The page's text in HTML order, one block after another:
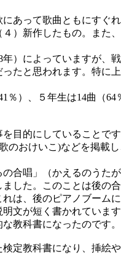
あって歌曲ともにすぐ
）新作したもの。また
）によっていますが、
たと思われます。特に
）、５年生は14曲（64
目的にしていることです
おけいこ)などを掲載
の合唱」（かえるの
した。このことは後の
は、後のピアノブームに
文が短く書かれています
教科書になったのです。
教科書になり、挿絵